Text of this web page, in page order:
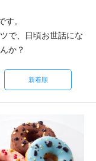
す。
で、日頃お世話にな
か？
新着順